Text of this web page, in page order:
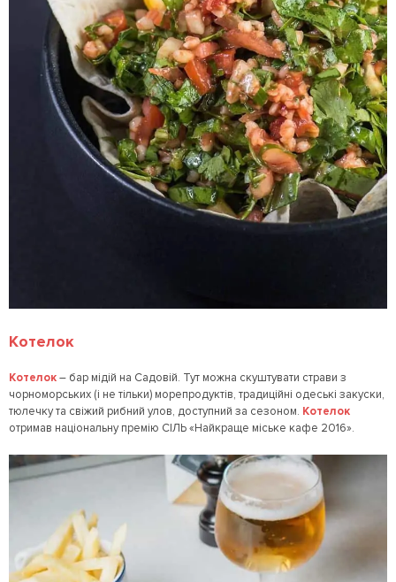
Котелок
Котелок– бар мідій на Садовій. Тут можна скуштувати страви з
чорноморських (і не тільки) морепродуктів, традиційні одеські закуски,
тюлечку та свіжий рибний улов, доступний за сезоном. Котелок
отримав національну премію СІЛЬ «Найкраще міське кафе 2016».